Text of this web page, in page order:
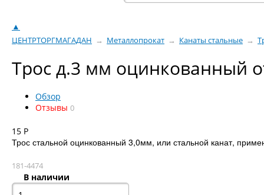
▲
ЦЕНТРТОРГМАГАДАН → Металлопрокат → Канаты стальные →
Трос д.3 мм оцинкованный
Обзор
Отзывы 0
15 Р
Трос стальной оцинкованный 3,0мм, или стальной канат,
181-4474
В наличии